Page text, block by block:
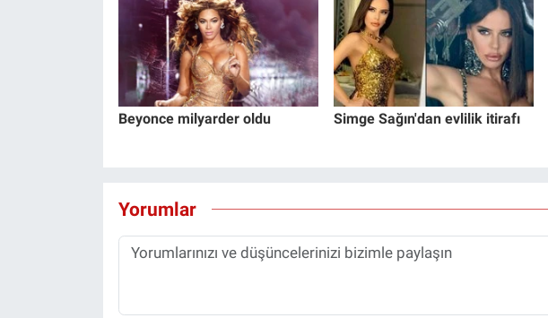
Beyonce milyarder oldu Simge Sağın'dan evlilik itirafı
Yorumlar
Yerel Yaşam